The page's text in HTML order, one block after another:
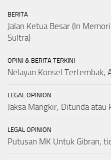
BERITA
Jalan Ketua Besar (In
Sultra)
OPINI & BERITA TERKINI
Nelayan Konsel Tertembak,
LEGAL OPINION
Jaksa Mangkir, Ditunda atau
LEGAL OPINION
Putusan MK Untuk Gibran,